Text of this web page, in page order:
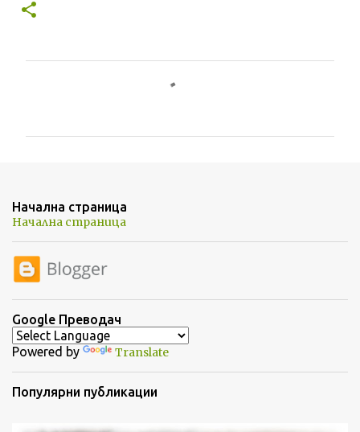
а
р
и
Начална страница
Начална страница
Google Преводач
Powered by Translate
Популярни публикации